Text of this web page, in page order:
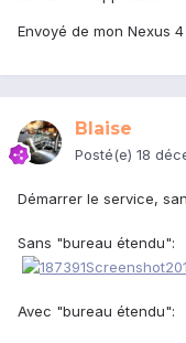
Envoyé de mon Nexus
Blaise
Posté(e) 18
Démarrer le service,
Sans "bureau étendu":
Avec "bureau étendu":